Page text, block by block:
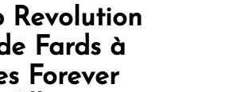
Revolution
Fards à
Forever